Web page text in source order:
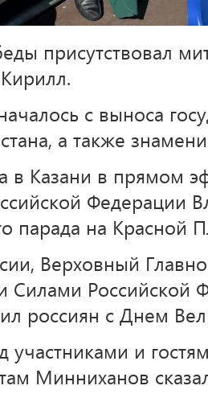
присутствовал
с выноса
а также
в Казани в прямом
Федерации
парада на Красной
Верховный
Российской
россиян с Днем
участниками и
Минниханов